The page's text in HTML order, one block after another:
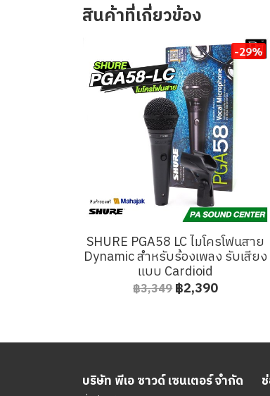
สินค้าที่เกี่ยวข้อง
-29%
SHURE PGA58 LC ไมโครโฟนสาย
Dynamic สำหรับร้องเพลง รับเสียง
แบบ Cardioid
฿3,349฿2,390
บริษัท พีเอ ซาวด์ เซนเตอร์ จำกัด